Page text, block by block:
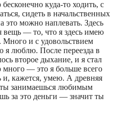
куда-то ходить, с
сидеть в начальственных
можно наплевать. Здесь
вещь — то, что я здесь имею
Много и с удовольствием
я люблю. После переезда в
второе дыхание, и я стал
много — это я больше всего
и, кажется, умею. А древняя
ты занимаешься любимым
за это деньги — значит ты